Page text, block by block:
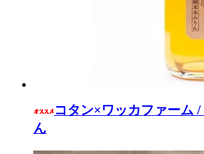
コタン×ワッカファーム /
ん